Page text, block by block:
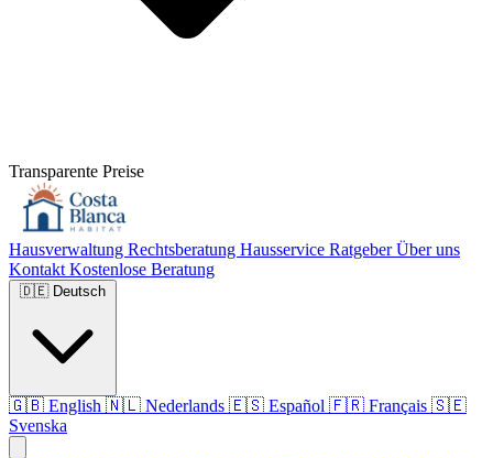
Transparente Preise
Hausverwaltung Rechtsberatung Hausservice RatgeberÜber uns
Kontakt Kostenlose Beratung
🇩🇪 Deutsch
🇬🇧 English 🇳🇱 Nederlands 🇪🇸 Español 🇫🇷 Français 🇸🇪
Svenska